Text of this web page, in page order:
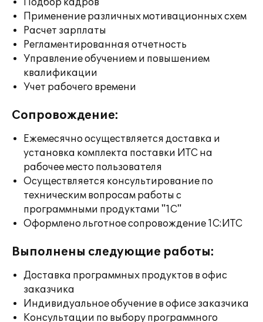
Подбор кадров
Применение различных мотивационных схем
Расчет зарплаты
Регламентированная отчетность
Управление обучением и повышением
квалификации
Учет рабочего времени
Сопровождение:
Ежемесячно осуществляется доставка и
установка комплекта поставки ИТС на
рабочее место пользователя
Осуществляется консультирование по
техническим вопросам работы с
программными продуктами "1С"
Оформлено льготное сопровождение 1С:ИТС
Выполнены следующие работы:
Доставка программных продуктов в офис
заказчика
Индивидуальное обучение в офисе заказчика
Консультации по выбору программного